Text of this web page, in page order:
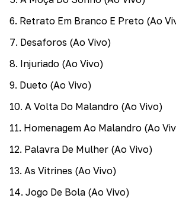
6. Retrato Em Branco E Preto (Ao
7. Desaforos (Ao Vivo)
8. Injuriado (Ao Vivo)
9. Dueto (Ao Vivo)
10. A Volta Do Malandro (Ao Vivo)
11. Homenagem Ao Malandro (Ao
12. Palavra De Mulher (Ao Vivo)
13. As Vitrines (Ao Vivo)
14. Jogo De Bola (Ao Vivo)